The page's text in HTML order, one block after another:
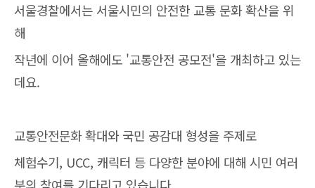
서울경찰에서는 서울시민의 안전한 교통 문화 확산을 위
해
작년에 이어 올해에도 '교통안전 공모전'을 개최하고 있는
데요.
교통안전문화 확대와 국민 공감대 형성을 주제로
체험수기, UCC, 캐릭터 등 다양한 분야에 대해 시민 여러